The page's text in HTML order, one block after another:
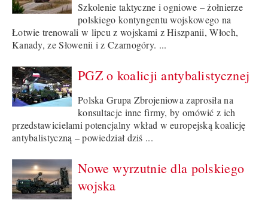
Szkolenie taktyczne i ogniowe – żołnierze
polskiego kontyngentu wojskowego na
Łotwie trenowali w lipcu z wojskami z Hiszpanii, Włoch,
Kanady, ze Słowenii i z Czarnogóry. ...
PGZ o koalicji antybalistycznej
Polska Grupa Zbrojeniowa zaprosiła na
konsultacje inne firmy, by omówić z ich
przedstawicielami potencjalny wkład w europejską koalicję
antybalistyczną – powiedział dziś ...
Nowe wyrzutnie dla polskiego
wojska